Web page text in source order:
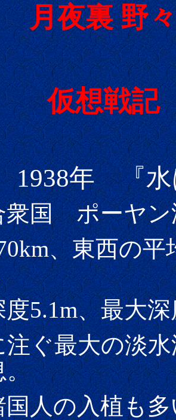
月夜裏 野
仮想戦記
年 『水
国 ポーヤン
、東西の平
5.1m、最大深
ぐ最大の淡水
。
人の入植も多